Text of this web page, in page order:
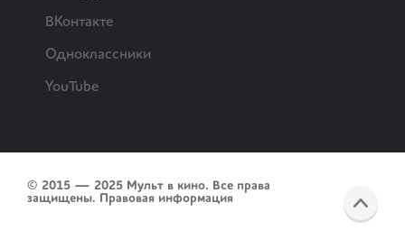
ВКонтакте
Одноклассники
YouTube
© 2015 — 2025 Мульт в кино. Все права
защищены. Правовая информация